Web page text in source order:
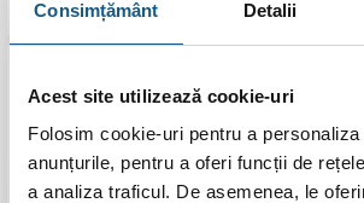
Consimțământ Detalii
Acest site utilizează cookie-uri
Folosim cookie-uri pentru a
anunțurile, pentru a oferi funcții de
a analiza traficul. De asemenea, le
Gratuit